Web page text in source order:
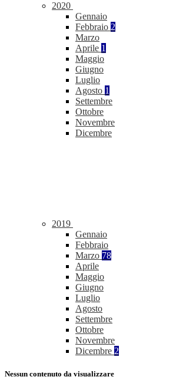
2020
Gennaio
Febbraio 2
Marzo
Aprile 1
Maggio
Giugno
Luglio
Agosto 1
Settembre
Ottobre
Novembre
Dicembre
2019
Gennaio
Febbraio
Marzo 78
Aprile
Maggio
Giugno
Luglio
Agosto
Settembre
Ottobre
Novembre
Dicembre 2
Nessun contenuto da visualizzare